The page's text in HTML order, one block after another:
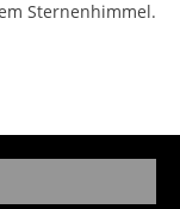
Sternenhimmel.